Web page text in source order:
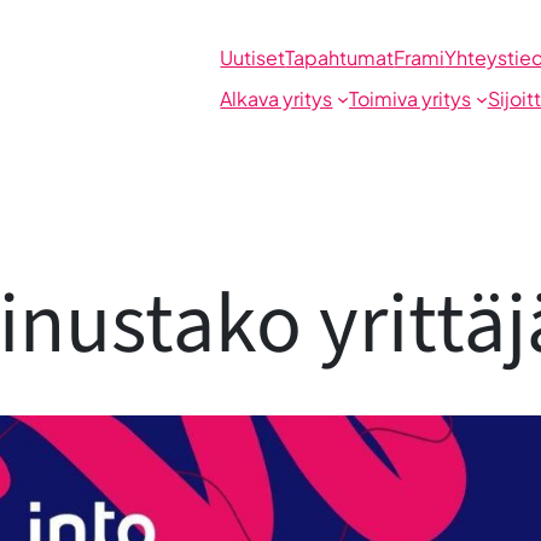
UutisetTapahtumatFrami
Alkava yritys
Toimiva yritys